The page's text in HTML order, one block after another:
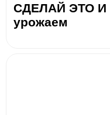
СДЕЛАЙ ЭТО И
урожаем